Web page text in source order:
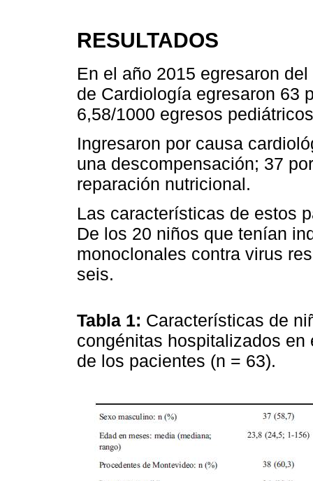
RESULTADOS
En el año 2015 egresaron
de Cardiología egresaron 63
6,58/1000 egresos
Ingresaron por causa
una descompensación; 37
reparación nutricional.
Las características de estos
De los 20 niños que tenían
monoclonales contra virus
seis.
Tabla 1: Características de
congénitas hospitalizados
de los pacientes (n = 63).